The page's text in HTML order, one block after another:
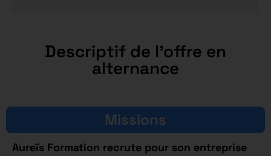
Descriptif de l'offre en
alternance
Missions
Aureïs Formation recrute pour son entreprise